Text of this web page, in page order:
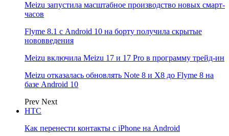
Meizu запустила масштабное производство новых смарт-
часов
Flyme 8.1 с Android 10 на борту получила скрытые
нововведения
Meizu включила Meizu 17 и 17 Pro в программу трейд-ин
Meizu отказалась обновлять Note 8 и X8 до Flyme 8 на
базе Android 10
Prev Next
НТС
Как перенести контакты с iPhone на Android